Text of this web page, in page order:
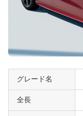
グレード名
全長